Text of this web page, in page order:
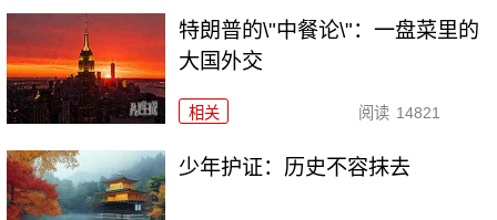
特朗普的\"中餐论\"：一盘菜里的
大国外交
相关 阅读 14821
少年护证：历史不容抹去